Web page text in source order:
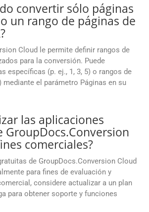
convertir sólo páginas
un rango de páginas de
Cloud le permite definir rangos de
para la conversión. Puede
específicas (p. ej., 1, 3, 5) o rangos de
mediante el parámetro Páginas en su
las aplicaciones
GroupDocs.Conversion
comerciales?
de GroupDocs.Conversion Cloud
para fines de evaluación y
considere actualizar a un plan
para obtener soporte y funciones